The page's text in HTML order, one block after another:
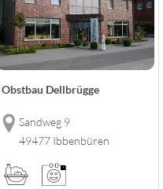
Obstbau Dellbrügge
Sandweg 9
49477 Ibbenbüren